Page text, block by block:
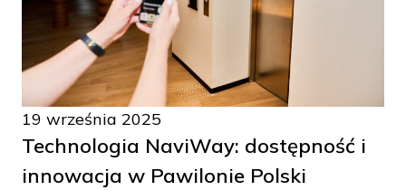
19 września 2025
Technologia NaviWay: dostępność i
innowacja w Pawilonie Polski